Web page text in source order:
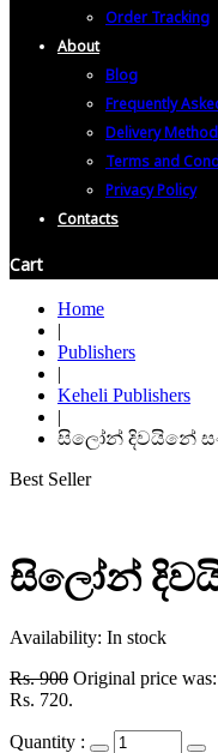
Order Tracking
About
Blog
Frequently
Delivery
Terms and
Privacy Policy
Contacts
Cart
Home
|
Publishers
|
Keheli Publishers
|
සිලෝන් දිවයිනේ
Best Seller
සිලෝන්
Availability: In stock
Rs.900 Original price
Rs. 720.
Quantity :